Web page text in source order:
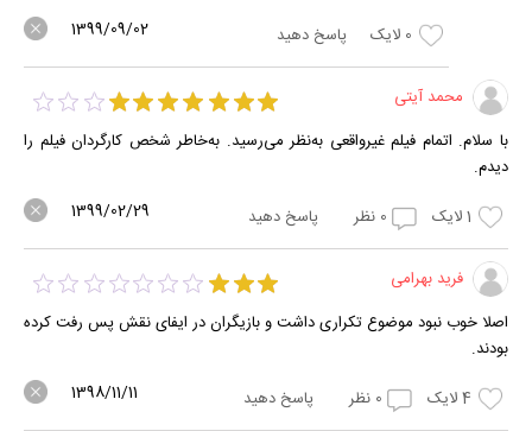
0 لایک پاسخ دهید 1399/09/02
محمد آیتی
با سلام. اتمام فیلم غیرواقعی به‌نظر می‌رسید. به‌خاطر شخص کارگردان فیلم را
دیدم.
1لایک 0 نظر پاسخ دهید 1399/02/29
فرید بهرامی
اصلا خوب نبود موضوع تکراری داشت و بازیگران در ایفای نقش پس رفت کرده
بودند.
4لایک 0 نظر پاسخ دهید 1398/11/11